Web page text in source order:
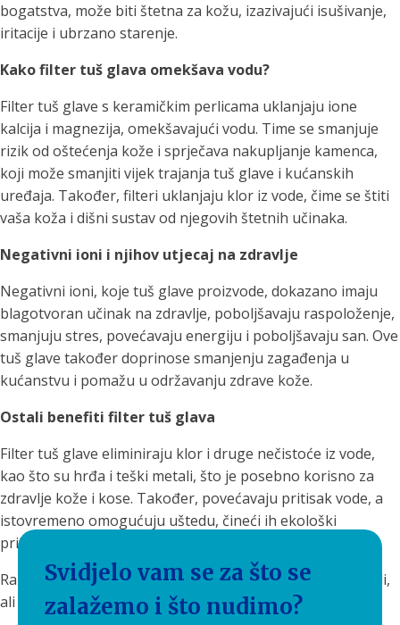
bogatstva, može biti štetna za kožu, izazivajući isušivanje,
iritacije i ubrzano starenje.
Kako filter tuš glava omekšava vodu?
Filter tuš glave s keramičkim perlicama uklanjaju ione
kalcija i magnezija, omekšavajući vodu. Time se smanjuje
rizik od oštećenja kože i sprječava nakupljanje kamenca,
koji može smanjiti vijek trajanja tuš glave i kućanskih
uređaja. Također, filteri uklanjaju klor iz vode, čime se štiti
vaša koža i dišni sustav od njegovih štetnih učinaka.
Negativni ioni i njihov utjecaj na zdravlje
Negativni ioni, koje tuš glave proizvode, dokazano imaju
blagotvoran učinak na zdravlje, poboljšavaju raspoloženje,
smanjuju stres, povećavaju energiju i poboljšavaju san. Ove
tuš glave također doprinose smanjenju zagađenja u
kućanstvu i pomažu u održavanju zdrave kože.
Ostali benefiti filter tuš glava
Filter tuš glave eliminiraju klor i druge nečistoće iz vode,
kao što su hrđa i teški metali, što je posebno korisno za
zdravlje kože i kose. Također, povećavaju pritisak vode, a
istovremeno omogućuju uštedu, čineći ih ekološki
prihvatljivim izborom.
Razmišljate li o promjeni tuš glave? Filter tuš glave su mali,
ali značajan korak ka boljoj kvaliteti života.
Svidjelo vam se za što se
zalažemo i što nudimo?